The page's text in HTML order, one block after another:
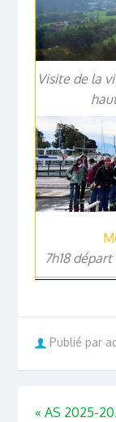
Visite de la
7h18
Publié par
« AS 2025-